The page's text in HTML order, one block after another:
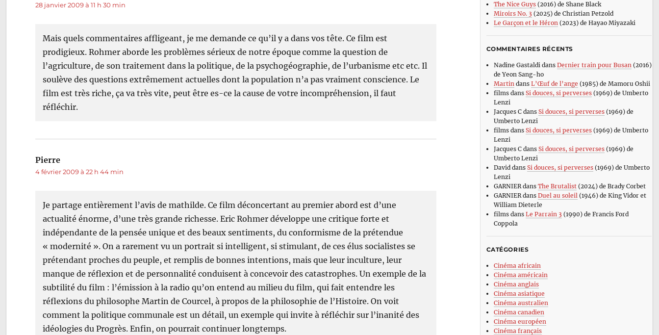
28 janvier 2009 à 11 h 30 min
Mais quels commentaires affligeant, je me demande ce qu’il y a dans vos tête. Ce film est
prodigieux. Rohmer aborde les problèmes sérieux de notre époque comme la question de
l’agriculture, de son traitement dans la politique, de la psychogéographie, de l’urbanisme etc etc. Il
soulève des questions extrêmement actuelles dont la population n’a pas vraiment conscience. Le
film est très riche, ça va très vite, peut être es-ce la cause de votre incompréhension, il faut
réfléchir.
Pierre
4 février 2009 à 22 h 44 min
Je partage entièrement l’avis de mathilde. Ce film déconcertant au premier abord est d’une
actualité énorme, d’une très grande richesse. Eric Rohmer développe une critique forte et
indépendante de la pensée unique et des beaux sentiments, du conformisme de la prétendue
« modernité ». On a rarement vu un portrait si intelligent, si stimulant, de ces élus socialistes se
prétendant proches du peuple, et remplis de bonnes intentions, mais que leur inculture, leur
manque de réflexion et de personnalité conduisent à concevoir des catastrophes. Un exemple de la
subtilité du film : l’émission à la radio qu’on entend au milieu du film, qui fait entendre les
réflexions du philosophe Martin de Courcel, à propos de la philosophie de l’Histoire. On voit
comment la politique communale est un détail, un exemple qui invite à réfléchir sur l’inanité des
idéologies du Progrès. Enfin, on pourrait continuer longtemps.
The Nice Guys(2016) de Shane Black
Miroirs No. 3 (2025) de Christian Petzold
Le Garçon et le Héron(2023) de Hayao Miyazaki
COMMENTAIRES RÉCENTS
Nadine Gastaldi dans Dernier train pour Busan (2016)
de Yeon Sang-ho
Martin dans L’Œuf de l’ange (1985) de Mamoru Oshii
filmsdans Si douces, si perverses(1969) de Umberto
Lenzi
Jacques Cdans Si douces, si perverses(1969) de
Umberto Lenzi
filmsdans Si douces, si perverses(1969) de Umberto
Lenzi
Jacques Cdans Si douces, si perverses(1969) de
Umberto Lenzi
David dans Si douces, si perverses(1969) de Umberto
Lenzi
GARNIERdans The Brutalist(2024) de Brady Corbet
GARNIERdans Duel au soleil (1946) de King Vidor et
William Dieterle
filmsdans Le Parrain 3 (1990) de Francis Ford
Coppola
CATÉGORIES
Cinéma africain
Cinéma américain
Cinéma anglais
Cinéma asiatique
Cinéma australien
Cinéma canadien
Cinéma européen
Cinéma français